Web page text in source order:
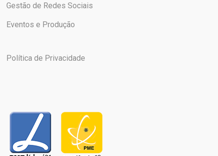
Gestão de Redes Sociais
Eventos e Produção
Política de Privacidade